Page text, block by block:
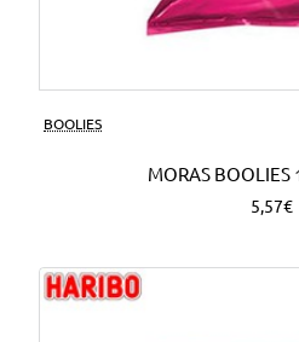
BOOLIES
MORAS
5,57€